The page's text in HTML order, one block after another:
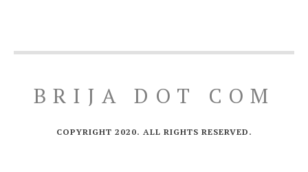
BRIJA DOT COM
COPYRIGHT 2020. ALL RIGHTS RESERVED.